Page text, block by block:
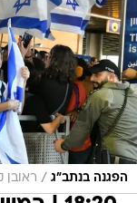
הפגנה בנתב"ג / ראובן